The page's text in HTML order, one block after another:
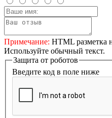
Примечание: HTML разметка
Используйте обычный текст.
Защита от роботов
Введите код в поле ниже